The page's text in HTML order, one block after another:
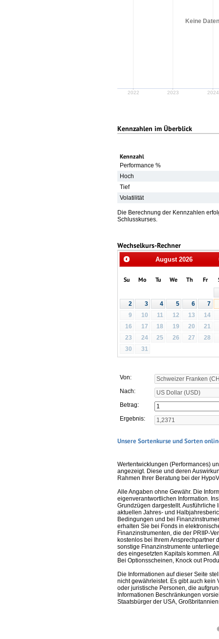
2022 2023 2024
Keine
Kennzahlen im Überblick
Kennzahl
Performance %
Hoch
Tief
Volatilität
Die Berechnung der Kennzahlen
Schlusskurses.
Wechselkurs-Rechner
August 2026
Su Mo Tu We Th Fr
2 3 4 5 6
7
9
10 11 12 13
14
16
17 18 19 20
21
23
24 25 26 27
28
30
31
Von:
Nach:
Betrag:
Ergebnis:
Unsere Sortenkurse und Sorten
Wertentwicklungen (Performances)
angezeigt. Diese und deren
Rahmen Ihrer Beratung bei der
Alle Angaben ohne Gewähr. Die
eigenverantwortlichen Information.
Grundzügen dargestellt.
aktuellen Jahres- und
Bedingungen und bei
erhalten Sie bei Fonds in
Finanzinstrumenten, die der PRIIP-
kostenlos bei Ihrem Ansprechpartner
sonstige Finanzinstrumente
des eingesetzten Kapitals kommen.
Bei Optionsscheinen, Knock out
Die Informationen auf dieser Seite
nicht gewährleistet. Es gibt auch kein
oder juristische Personen, die
Informationen Beschränkungen
Staatsbürger der USA,